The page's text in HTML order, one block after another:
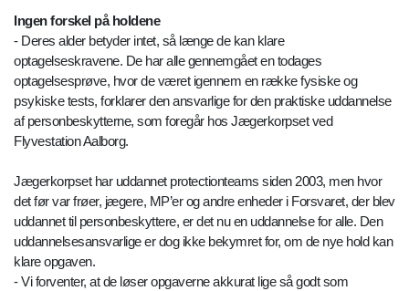
Ingen forskel på holdene
- Deres alder betyder intet, så længe de kan klare
optagelseskravene. De har alle gennemgået en todages
optagelsesprøve, hvor de været igennem en række fysiske og
psykiske tests, forklarer den ansvarlige for den praktiske uddannelse
af personbeskytterne, som foregår hos Jægerkorpset ved
Flyvestation Aalborg.
Jægerkorpset har uddannet protectionteams siden 2003, men hvor
det før var frøer, jægere, MP’er og andre enheder i Forsvaret, der blev
uddannet til personbeskyttere, er det nu en uddannelse for alle. Den
uddannelsesansvarlige er dog ikke bekymret for, om de nye hold kan
klare opgaven.
- Vi forventer, at de løser opgaverne akkurat lige så godt som